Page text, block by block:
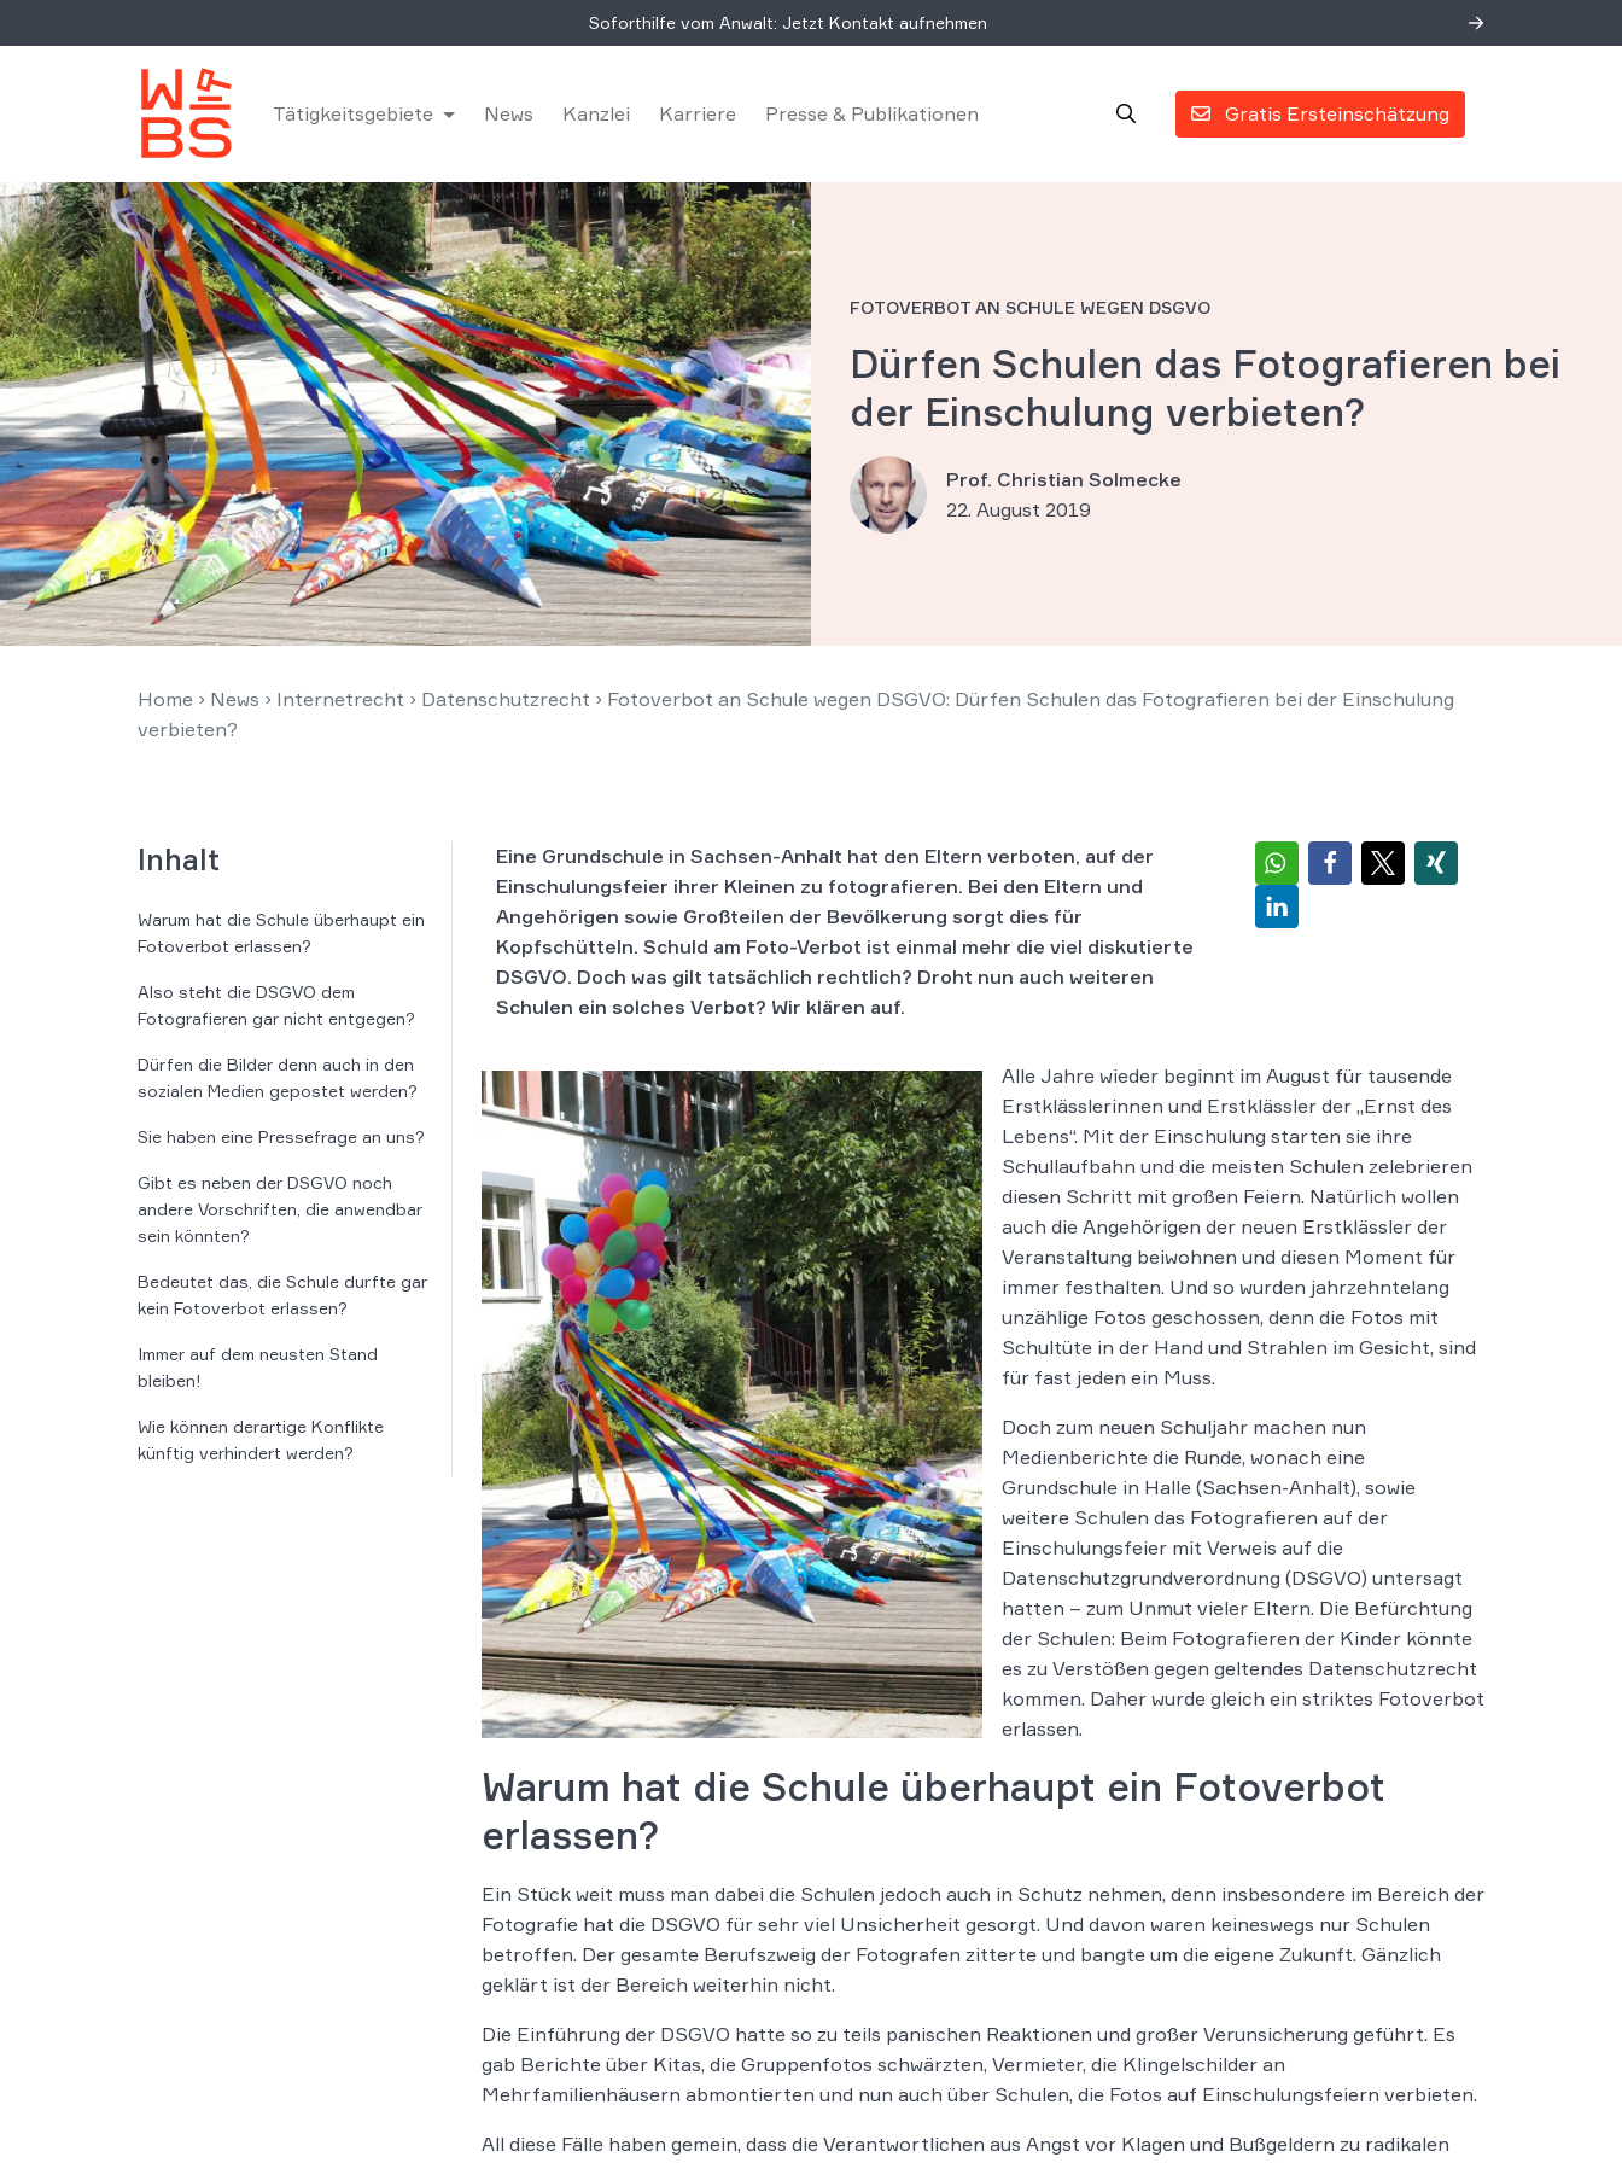
Soforthilfe vom Anwalt: Jetzt Kontakt aufnehmen
Gratis Ersteinschätzung
Tätigkeitsgebiete News Kanzlei Karriere Presse & Publikationen
FOTOVERBOT AN SCHULE WEGEN DSGVO
Dürfen Schulen das Fotografieren bei
der Einschulung verbieten?
Prof. Christian Solmecke
22. August 2019
Home › News › Internetrecht › Datenschutzrecht › Fotoverbot an Schule wegen DSGVO: Dürfen Schulen das Fotografieren bei der Einschulung
verbieten?
Inhalt
Warum hat die Schule überhaupt ein
Fotoverbot erlassen?
Also steht die DSGVO dem
Fotografieren gar nicht entgegen?
Dürfen die Bilder denn auch in den
sozialen Medien gepostet werden?
Sie haben eine Pressefrage an uns?
Gibt es neben der DSGVO noch
andere Vorschriften, die anwendbar
sein könnten?
Bedeutet das, die Schule durfte gar
kein Fotoverbot erlassen?
Immer auf dem neusten Stand
bleiben!
Wie können derartige Konflikte
künftig verhindert werden?
Eine Grundschule in Sachsen-Anhalt hat den Eltern verboten, auf der
Einschulungsfeier ihrer Kleinen zu fotografieren. Bei den Eltern und
Angehörigen sowie Großteilen der Bevölkerung sorgt dies für
Kopfschütteln. Schuld am Foto-Verbot ist einmal mehr die viel diskutierte
DSGVO. Doch was gilt tatsächlich rechtlich? Droht nun auch weiteren
Schulen ein solches Verbot? Wir klären auf.
Alle Jahre wieder beginnt im August für tausende
Erstklässlerinnen und Erstklässler der „Ernst des
Lebens“. Mit der Einschulung starten sie ihre
Schullaufbahn und die meisten Schulen zelebrieren
diesen Schritt mit großen Feiern. Natürlich wollen
auch die Angehörigen der neuen Erstklässler der
Veranstaltung beiwohnen und diesen Moment für
immer festhalten. Und so wurden jahrzehntelang
unzählige Fotos geschossen, denn die Fotos mit
Schultüte in der Hand und Strahlen im Gesicht, sind
für fast jeden ein Muss.
Doch zum neuen Schuljahr machen nun
Medienberichte die Runde, wonach eine
Grundschule in Halle (Sachsen-Anhalt), sowie
weitere Schulen das Fotografieren auf der
Einschulungsfeier mit Verweis auf die
Datenschutzgrundverordnung (DSGVO) untersagt
hatten – zum Unmut vieler Eltern. Die Befürchtung
der Schulen: Beim Fotografieren der Kinder könnte
es zu Verstößen gegen geltendes Datenschutzrecht
kommen. Daher wurde gleich ein striktes Fotoverbot
erlassen.
Warum hat die Schule überhaupt ein Fotoverbot
erlassen?
Ein Stück weit muss man dabei die Schulen jedoch auch in Schutz nehmen, denn insbesondere im Bereich der
Fotografie hat die DSGVO für sehr viel Unsicherheit gesorgt. Und davon waren keineswegs nur Schulen
betroffen. Der gesamte Berufszweig der Fotografen zitterte und bangte um die eigene Zukunft. Gänzlich
geklärt ist der Bereich weiterhin nicht.
Die Einführung der DSGVO hatte so zu teils panischen Reaktionen und großer Verunsicherung geführt. Es
gab Berichte über Kitas, die Gruppenfotos schwärzten, Vermieter, die Klingelschilder an
Mehrfamilienhäusern abmontierten und nun auch über Schulen, die Fotos auf Einschulungsfeiern verbieten.
All diese Fälle haben gemein, dass die Verantwortlichen aus Angst vor Klagen und Bußgeldern zu radikalen